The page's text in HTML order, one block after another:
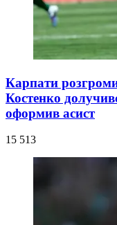
Карпати
Костенко
оформив асист
15 513